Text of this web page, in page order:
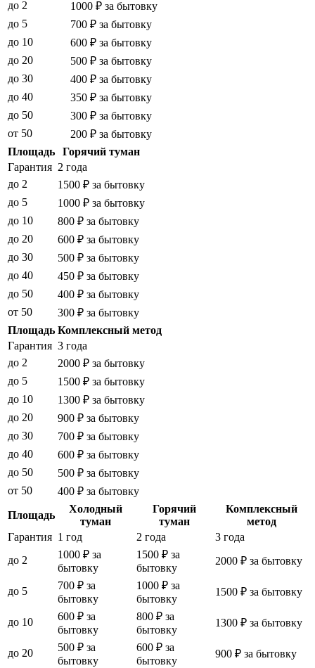
до 2
1000 ₽ за бытовку
до 5
700 ₽ за бытовку
до 10
600 ₽ за бытовку
до 20
500 ₽ за бытовку
до 30
400 ₽ за бытовку
до 40
350 ₽ за бытовку
до 50
300 ₽ за бытовку
от 50
200 ₽ за бытовку
Площадь
Горячий туман
Гарантия 2 года
до 2
1500 ₽ за бытовку
до 5
1000 ₽ за бытовку
до 10
800 ₽ за бытовку
до 20
600 ₽ за бытовку
до 30
500 ₽ за бытовку
до 40
450 ₽ за бытовку
до 50
400 ₽ за бытовку
от 50
300 ₽ за бытовку
Площадь Комплексный метод
Гарантия 3 года
до 2
2000 ₽ за бытовку
до 5
1500 ₽ за бытовку
до 10
1300 ₽ за бытовку
до 20
900 ₽ за бытовку
до 30
700 ₽ за бытовку
до 40
600 ₽ за бытовку
до 50
500 ₽ за бытовку
от 50
400 ₽ за бытовку
Площадь
Холодный
туман
Горячий
туман
Комплексный
метод
Гарантия 1 год 2 года
3 года
до 2
1000 ₽ за
бытовку
1500 ₽ за
бытовку
2000 ₽ за бытовку
до 5
700 ₽ за
бытовку
1000 ₽ за
бытовку
1500 ₽ за бытовку
до 10
600 ₽ за
бытовку
800 ₽ за
бытовку
1300 ₽ за бытовку
до 20
500 ₽ за
бытовку
600 ₽ за
бытовку
900 ₽ за бытовку